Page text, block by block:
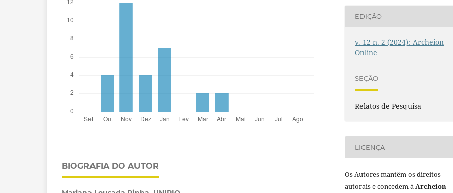
BIOGRAFIA DO AUTOR
EDIÇÃO
v. 12 n. 2 (2024): Archeion
Online
SEÇÃO
Relatos de Pesquisa
LICENÇA
Os Autores mantêm os direitos
autorais e concedem àArcheion